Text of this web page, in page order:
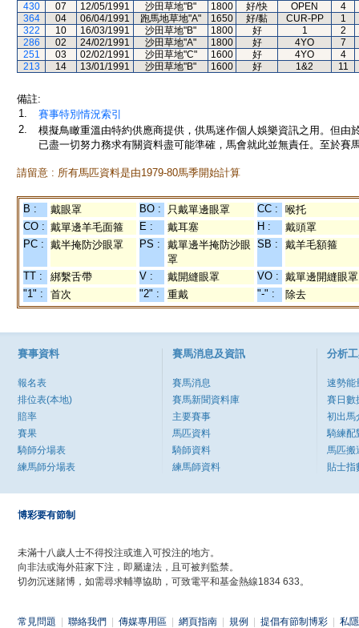
430
07 12/05/1991 沙田草地"B" 1800 好/快 OPEN
4
364
04 06/04/1991 跑馬地草地"A" 1650 好/黏 CUR-PP
1
322
10 16/03/1991 沙田草地"B" 1800 好 1 2
286
02 24/02/1991 沙田草地"A" 1800 好 4YO
7
251
03 02/02/1991 沙田草地"C" 1600 好 4YO
4
213
14 13/01/1991 沙田草地"B" 1600 好 1&2 11
備註:
1.
賽事特別情況索引
2.
模擬鳥瞰重溫由特約供應商提供，供馬迷作個人娛樂資訊之用。但
已盡一切努力務求有關資料盡可能準確，馬會就此並無責任。至於賽
請留意 : 所有馬匹資料是由1979-80馬季開始計算
B : 戴眼罩 BO : 只戴單邊眼罩 CC :
喉托
CO : 戴單邊羊毛面箍 E : 戴耳塞 H :
戴頭罩
PC : 戴半掩防沙眼罩 PS :
戴單邊半掩防沙眼
罩
SB : 戴羊毛額箍
TT : 綁繫舌帶 V : 戴開縫眼罩 VO : 戴單邊開縫眼罩
"1" :
首次 "2" : 重戴 "-" : 除去
賽事資料
報名表
排位表(本地)
賠率
賽果
騎師分場表
練馬師分場表
賽馬消息及資訊
賽馬消息
賽馬新聞資料庫
主要賽事
馬匹資料
騎師資料
練馬師資料
分析
速勢能
賽日數
初出馬
騎練配
馬匹搬
貼士指
博彩要有節制
未滿十八歲人士不得投注或進入可投注的地方。
向非法或海外莊家下注，即屬違法，且可被判監禁。
切勿沉迷賭博，如需尋求輔導協助，可致電平和基金熱線1834 633。
常見問題 聯絡我們 傳媒專用區 網頁指南 規例 提倡有節制博彩 私